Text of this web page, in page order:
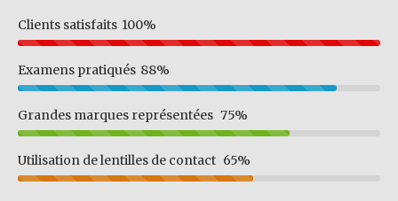
Clients satisfaits 100%
Examens pratiqués 88%
Grandes marques représentées 75%
Utilisation de lentilles de contact 65%